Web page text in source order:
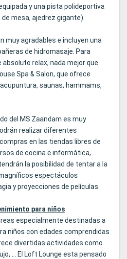
y una pista polideportiva
mesa, ajedrez gigante).
muy agradables e incluyen una
de hidromasaje. Para
relax, nada mejor que
Spa & Salon, que ofrece
saunas, hammams,
del MS Zaandam es muy
realizar diferentes
en las tiendas libres de
de cocina e informática,
la posibilidad de tentar a la
espectáculos
y proyecciones de películas.
para niños
especialmente destinadas a
niños con edades comprendidas
divertidas actividades como
… El Loft Lounge esta pensado